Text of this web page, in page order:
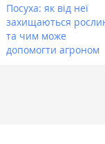
Посуха: як від неї
захищаються
та чим може
допомогти агроном